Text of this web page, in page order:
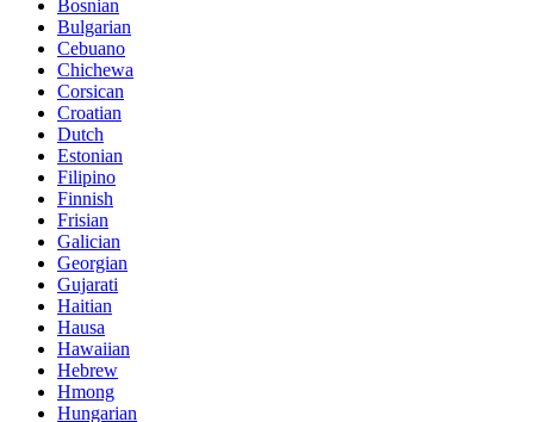
Bosnian
Bulgarian
Cebuano
Chichewa
Corsican
Croatian
Dutch
Estonian
Filipino
Finnish
Frisian
Galician
Georgian
Gujarati
Haitian
Hausa
Hawaiian
Hebrew
Hmong
Hungarian